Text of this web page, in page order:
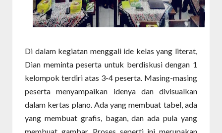
Di dalam kegiatan menggali ide kelas yang literat,
Dian meminta peserta untuk berdiskusi dengan 1
kelompok terdiri atas 3-4 peserta. Masing-masing
peserta menyampaikan idenya dan divisualkan
dalam kertas plano. Ada yang membuat tabel, ada
yang membuat grafis, bagan, dan ada pula yang